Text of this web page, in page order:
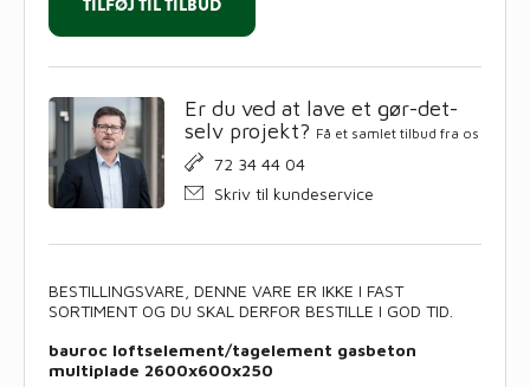
TILFØJ TIL TILBUD
Er du ved at lave et gør-det-
selv projekt? Få et samlet tilbud fra os
72 34 44 04
Skriv til kundeservice
BESTILLINGSVARE, DENNE VARE ER IKKE I FAST
SORTIMENT OG DU SKAL DERFOR BESTILLE I GOD TID.
bauroc loftselement/tagelement gasbeton
multiplade 2600x600x250